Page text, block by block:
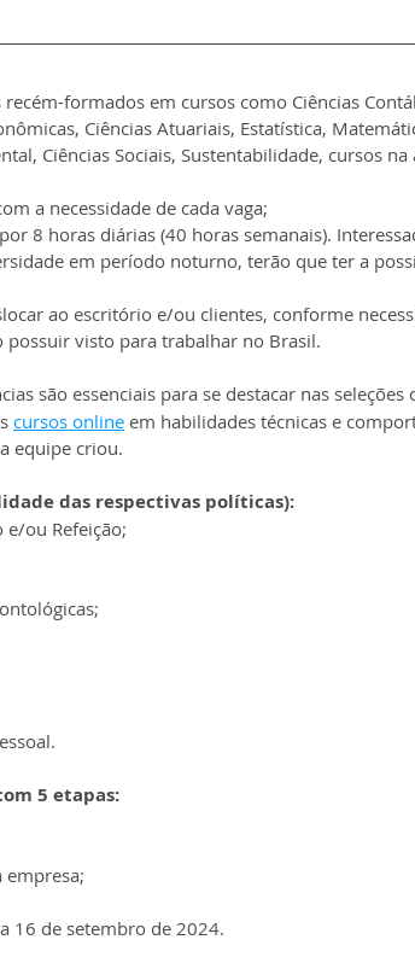
formados em cursos como Ciências
Ciências Atuariais, Estatística,
Ciências Sociais, Sustentabilidade, cursos na
a necessidade de cada vaga;
8 horas diárias (40 horas semanais).
em período noturno, terão que ter a
ao escritório e/ou clientes, conforme
possuir visto para trabalhar no Brasil.
são essenciais para se destacar nas seleções
cursos online em habilidades técnicas e
equipe criou.
das respectivas políticas):
e/ou Refeição;
5 etapas:
empresa;
16 de setembro de 2024.